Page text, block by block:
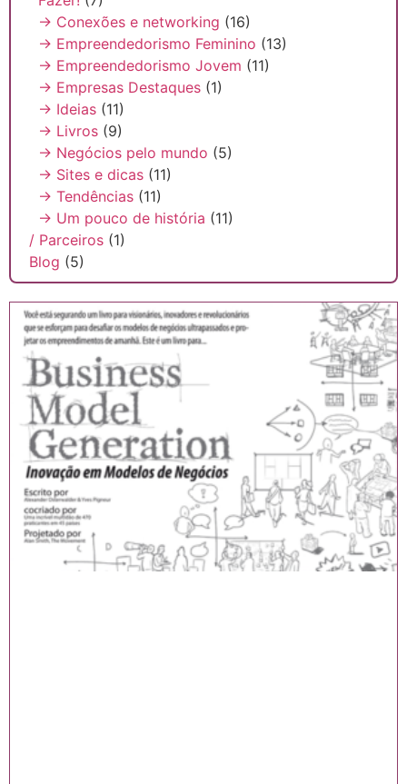
→ Conexões e networking (16)
→ Empreendedorismo Feminino (13)
→ Empreendedorismo Jovem (11)
→ Empresas Destaques (1)
→ Ideias (11)
→ Livros (9)
→ Negócios pelo mundo (5)
→ Sites e dicas (11)
→ Tendências (11)
→ Um pouco de história (11)
/ Parceiros (1)
Blog (5)